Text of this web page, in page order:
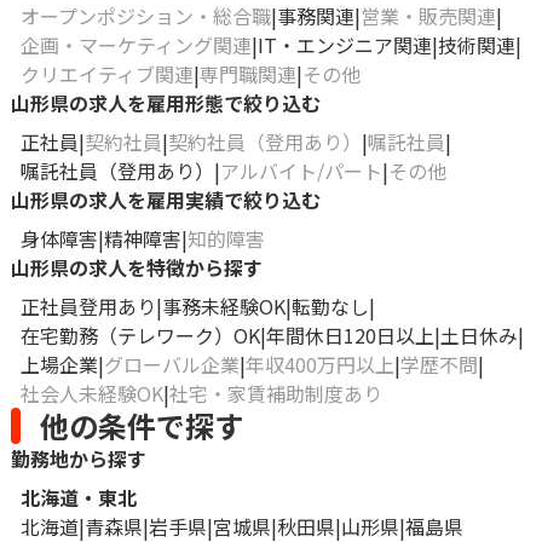
オープンポジション・総合職 事務関連 営業・販売関連
企画・マーケティング関連 IT・エンジニア関連 技術関連
クリエイティブ関連 専門職関連 その他
山形県の求人を雇用形態で絞り込む
正社員 契約社員 契約社員（登用あり）
嘱託社員
嘱託社員（登用あり）
アルバイト/パート その他
山形県の求人を雇用実績で絞り込む
身体障害 精神障害 知的障害
山形県の求人を特徴から探す
正社員登用あり 事務未経験OK 転勤なし
在宅勤務（テレワーク）OK 年間休日120日以上 土日休み
上場企業 グローバル企業 年収400万円以上 学歴不問
社会人未経験OK 社宅・家賃補助制度あり
他の条件で探す
勤務地から探す
北海道・東北
北海道 青森県 岩手県 宮城県 秋田県 山形県 福島県